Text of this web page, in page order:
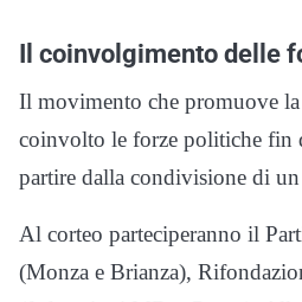
Il coinvolgimento delle
Il movimento che promuove
coinvolto le forze politiche fin
partire dalla condivisione di
Al corteo parteciperanno il
(Monza e Brianza),